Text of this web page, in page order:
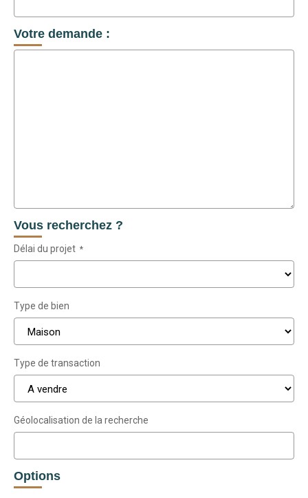
Votre demande :
Vous recherchez ?
Délai du projet *
Type de bien
Type de transaction
Géolocalisation de la recherche
Options